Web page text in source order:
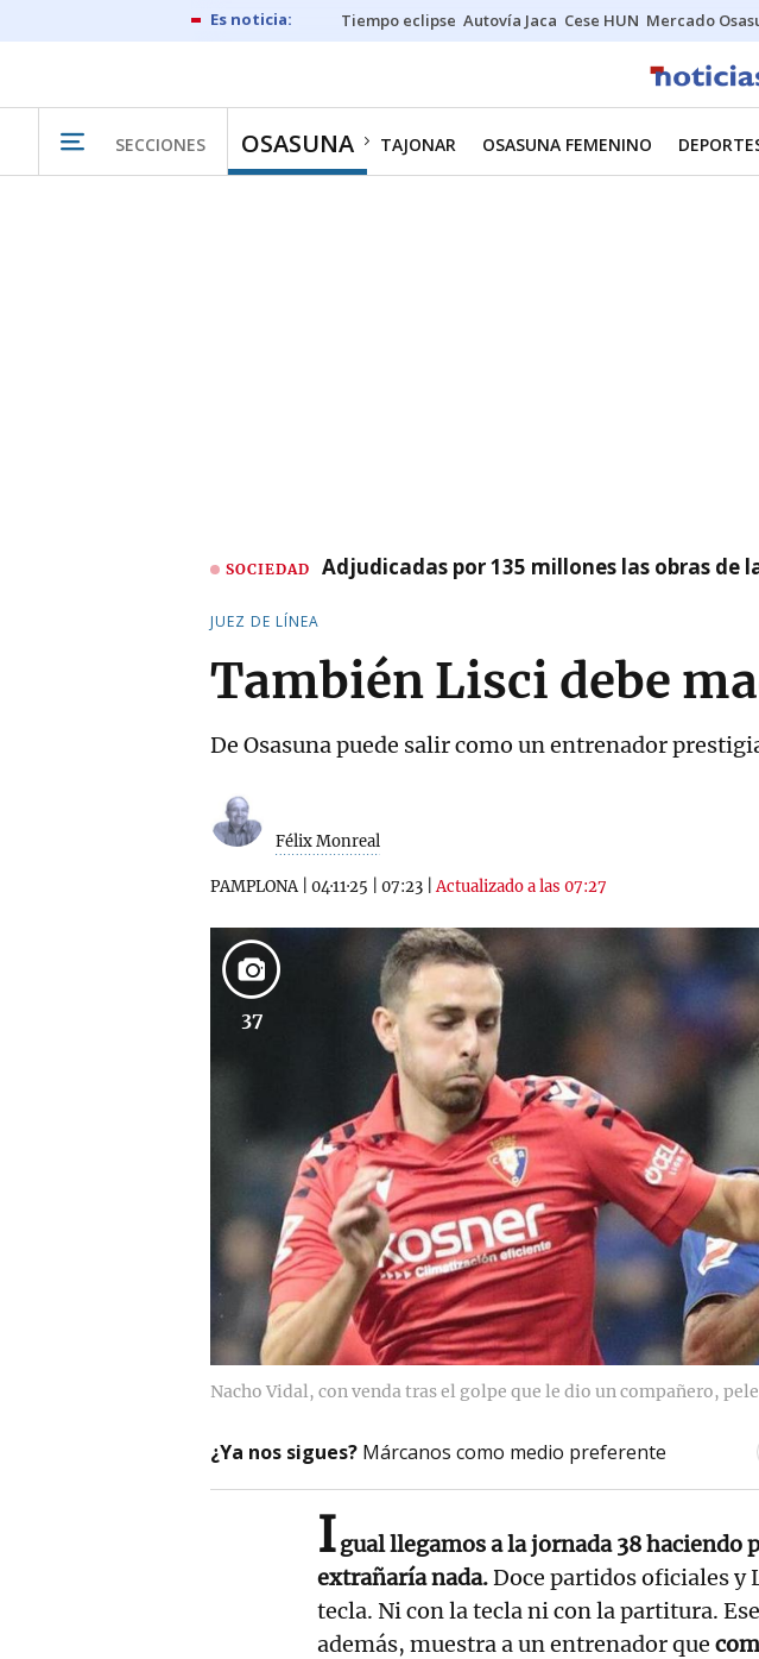
Tiempo eclipse Autovía Jaca Cese HUN Mercado
SECCIONES OSASUNA TAJONAR OSASUNA FEMENINO
SOCIEDAD Adjudicadas por 135 millones las obras de
JUEZ DE LÍNEA
También Lisci debe
De Osasuna puede salir como un entrenador
Félix Monreal
PAMPLONA| 04·11·25 07:23 |Actualizado a las 07:27
37
Nacho Vidal, con venda tras el golpe que le dio un compañero,
¿Ya nos sigues? Márcanos como medio preferente
Igual llegamos a la jornada 38 haciendo
extrañaría nada.Doce partidos oficiales y
tecla. Ni con la tecla ni con la partitura.
además, muestra a un entrenador que